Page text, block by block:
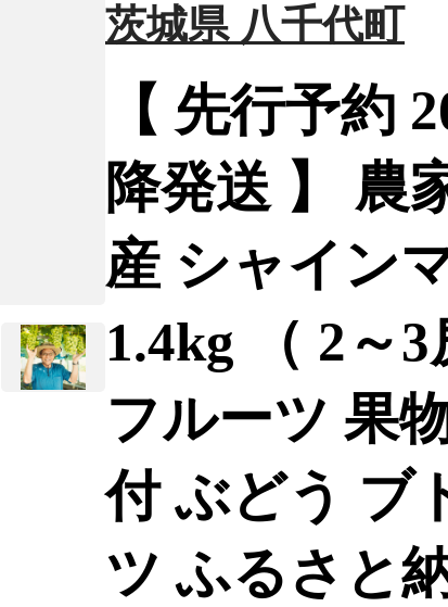
茨城県 八千代町
【 先行予約
降発送 】 農
産 シャイン
1.4kg （ 2～
フルーツ 果
付 ぶどう ブ
ツ ふるさと